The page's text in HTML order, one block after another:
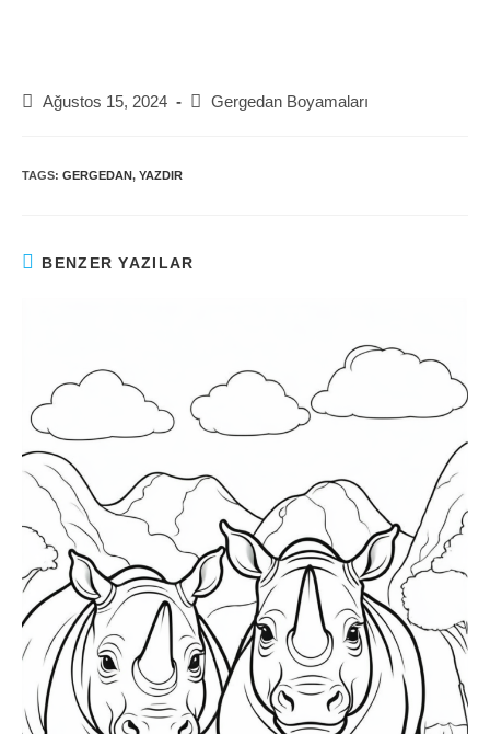
PostAğustos 15, 2024
PostGergedan Boyamaları
TAGS: GERGEDAN, YAZDIR
BENZER YAZILAR